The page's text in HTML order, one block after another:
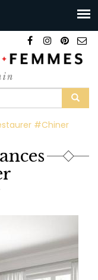
#Chiner